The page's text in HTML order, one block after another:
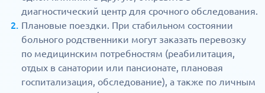
диагностический центр для срочного обследования.
Плановые поездки. При стабильном состоянии
больного родственники могут заказать перевозку
по медицинским потребностям (реабилитация,
отдых в санатории или пансионате, плановая
госпитализация, обследование), а также по личным